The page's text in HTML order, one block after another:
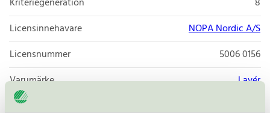
Licensinnehavare
NOPA Nordic A/S
Licensnummer
5006 0156
Varumärke
Lavér